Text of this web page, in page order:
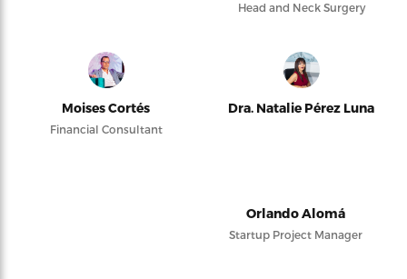
Head and Neck Surgery
Moises Cortés
Financial Consultant
Dra. Natalie Pérez Luna
Orlando Alomá
Startup Project Manager